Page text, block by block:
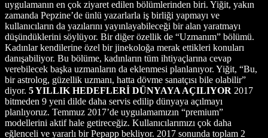
uygulamanın en çok ziyaret edilen bölümlerinden biri. Yiğit, yakın
zamanda Pepzine’de ünlü yazarlarla iş birliği yapmayı ve
kullanıcıların da yazılarını yayınlayabileceği bir alan yaratmayı
düşündüklerini söylüyor. Bir diğer özellik de “Uzmanım” bölümü.
Kadınlar kendilerine özel bir jinekoloğa merak ettikleri konuları
danışabiliyor. Bu bölüme, kadınların tüm ihtiyaçlarına cevap
verebilecek başka uzmanların da eklenmesi planlanıyor. Yiğit, “Bu,
bir astrolog, güzellik uzmanı, hatta dövme sanatçısı bile olabilir”
diyor. 5 YILLIK HEDEFLERİ DÜNYAYA AÇILIYOR 2017
bitmeden 9 yeni dilde daha servis edilip dünyaya açılmayı
planlıyoruz. Temmuz 2017’de uygulamamızın “premium”
modellerini aktif hale getireceğiz. Kullanıcılarımızı çok daha
eğlenceli ve yararlı bir Pepapp bekliyor. 2017 sonunda toplam 2